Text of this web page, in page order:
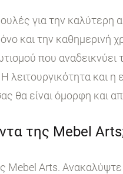
για την καλύτερη
και την καθημερινή
που αναδεικνύει
λειτουργικότητα και
θα είναι όμορφη και
της Mebel
Mebel Arts.